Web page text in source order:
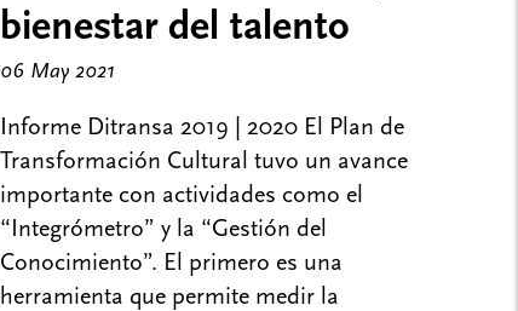
bienestar del talento
06 May 2021
Informe Ditransa 2019 | 2020 El Plan de
Transformación Cultural tuvo un avance
importante con actividades como el
“Integrómetro” y la “Gestión del
Conocimiento”. El primero es una
herramienta que permite medir la